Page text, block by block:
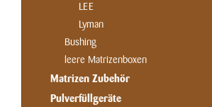
LEE
Lyman
Bushing
leere Matrizenboxen
Matrizen Zubehör
Pulverfüllgeräte